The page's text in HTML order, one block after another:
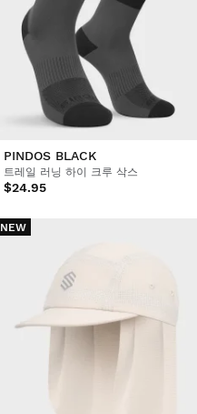
PINDOS BLACK
트레일 러닝 하이 크루 삭스
$24.95
NEW